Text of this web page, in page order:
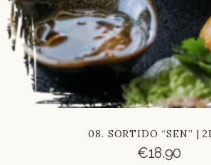
08. SORTIDO “SEN” |
€18.90